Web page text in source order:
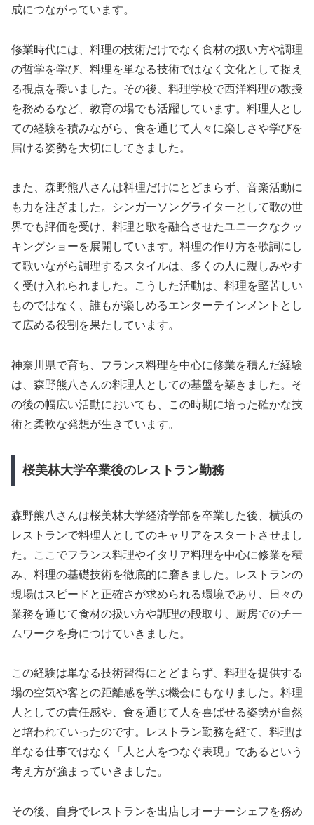
成につながっています。
修業時代には、料理の技術だけでなく食材の扱い方や調理
の哲学を学び、料理を単なる技術ではなく文化として捉え
る視点を養いました。その後、料理学校で西洋料理の教授
を務めるなど、教育の場でも活躍しています。料理人とし
ての経験を積みながら、食を通じて人々に楽しさや学びを
届ける姿勢を大切にしてきました。
また、森野熊八さんは料理だけにとどまらず、音楽活動に
も力を注ぎました。シンガーソングライターとして歌の世
界でも評価を受け、料理と歌を融合させたユニークなクッ
キングショーを展開しています。料理の作り方を歌詞にし
て歌いながら調理するスタイルは、多くの人に親しみやす
く受け入れられました。こうした活動は、料理を堅苦しい
ものではなく、誰もが楽しめるエンターテインメントとし
て広める役割を果たしています。
神奈川県で育ち、フランス料理を中心に修業を積んだ経験
は、森野熊八さんの料理人としての基盤を築きました。そ
の後の幅広い活動においても、この時期に培った確かな技
術と柔軟な発想が生きています。
桜美林大学卒業後のレストラン勤務
森野熊八さんは桜美林大学経済学部を卒業した後、横浜の
レストランで料理人としてのキャリアをスタートさせまし
た。ここでフランス料理やイタリア料理を中心に修業を積
み、料理の基礎技術を徹底的に磨きました。レストランの
現場はスピードと正確さが求められる環境であり、日々の
業務を通じて食材の扱い方や調理の段取り、厨房でのチー
ムワークを身につけていきました。
この経験は単なる技術習得にとどまらず、料理を提供する
場の空気や客との距離感を学ぶ機会にもなりました。料理
人としての責任感や、食を通じて人を喜ばせる姿勢が自然
と培われていったのです。レストラン勤務を経て、料理は
単なる仕事ではなく「人と人をつなぐ表現」であるという
考え方が強まっていきました。
その後、自身でレストランを出店しオーナーシェフを務め